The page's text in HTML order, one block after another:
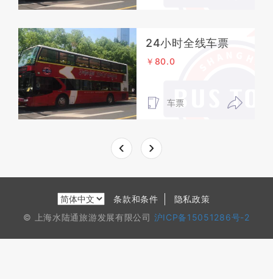
24小时全线车票
￥80.0
车票
条款和条件
隐私政策
© 上海水陆通旅游发展有限公司 沪ICP备15051286号-2